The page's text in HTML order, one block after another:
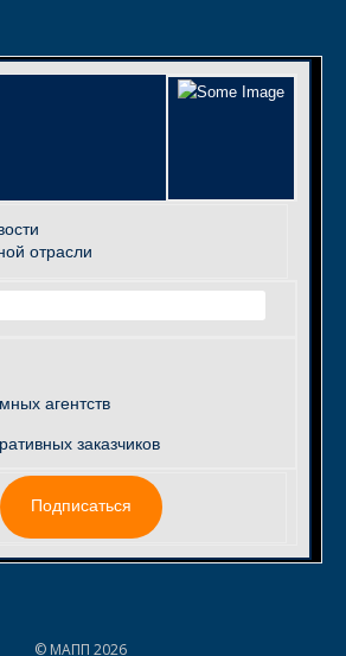
отрасли
агентств
заказчиков
Подписаться
© МАПП 2026